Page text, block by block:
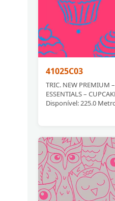
41025C03
TRIC. NEW PREMIUM
ESSENTIALS –
Disponível: 225.0